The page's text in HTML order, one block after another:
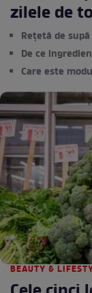
zilele de
Rețetă de
De ce
Care este
BEAUTY &